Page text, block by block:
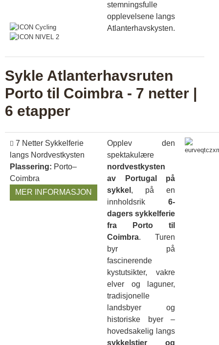
stemningsfulle
opplevelsene langs
Atlanterhavskysten.
Sykle Atlanterhavsruten
Porto til Coimbra - 7 netter |
6 etapper
7 Netter Sykkelferie
langs Nordvestkysten
Plassering: Porto–
Coimbra
MER INFORMASJON
Opplev den
spektakulære
nordvestkysten
av Portugal på
sykkel , på en
innholdsrik 6-
dagers sykkelferie
fra Porto til
Coimbra. Turen
byr på
fascinerende
kystutsikter, vakre
elver og laguner,
tradisjonelle
landsbyer og
historiske byer –
hovedsakelig langs
sykkelstier og